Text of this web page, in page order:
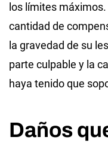
los límites
cantidad de
la gravedad de su
parte culpable y la
haya tenido que
Daños